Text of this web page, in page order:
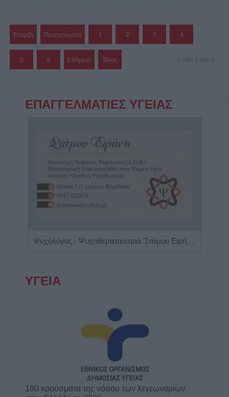
Έναρξη Προηγούμενο 1 2 3 4
5 6 Επόμενο Τέλος Σελίδα 5 από 6
ΕΠΑΓΓΕΛΜΑΤΙΕΣ ΥΓΕΙΑΣ
Ψυχολόγος - Ψυχοθεραπεύτρια 'Στάμου Ειρήνη'
ΥΓΕΙΑ
180 κρούσματα της νόσου των λεγεωναρίων